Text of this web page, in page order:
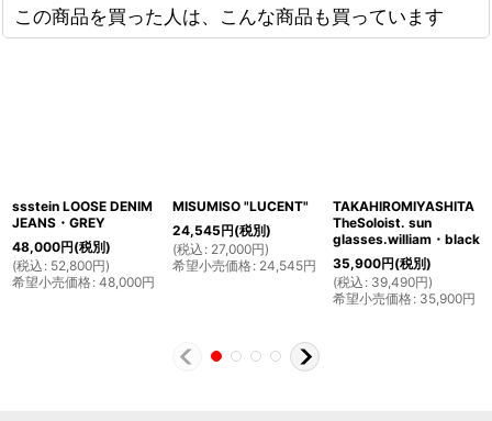
この商品を買った人は、こんな商品も買っています
ssstein LOOSE DENIM
JEANS・GREY
48,000円(税別)
(税込 : 52,800円)
希望小売価格: 48,000円
MISUMISO "LUCENT"
24,545円(税別)
(税込 : 27,000円)
希望小売価格: 24,545円
TAKAHIROMIYASHITA
TheSoloist. sun
glasses.william・black
35,900円(税別)
(税込 : 39,490円)
希望小売価格: 35,900円